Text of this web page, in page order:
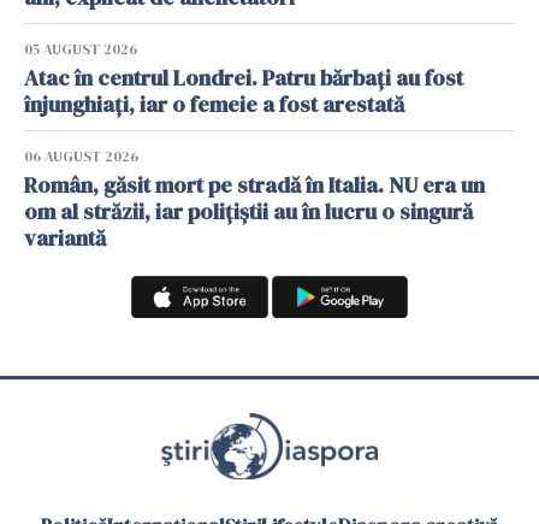
05 AUGUST 2026
Atac în centrul Londrei. Patru bărbați au fost
înjunghiați, iar o femeie a fost arestată
06 AUGUST 2026
Român, găsit mort pe stradă în Italia. NU era un
om al străzii, iar polițiștii au în lucru o singură
variantă